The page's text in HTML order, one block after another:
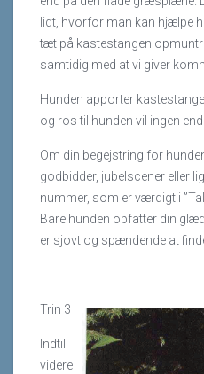
lidt, hvorfor man kan hjælpe
tæt på kastestangen
samtidig med at vi giver
Hunden apporter
og ros til hunden vil ingen
Om din begejstring for
godbidder, jubelscener eller
nummer, som er værdigt i
Bare hunden opfatter din
er sjovt og spændende at
Trin 3
Indtil
videre